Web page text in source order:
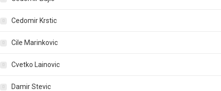
Cedomir Krstic
Cile Marinkovic
Cvetko Lainovic
Damir Stevic